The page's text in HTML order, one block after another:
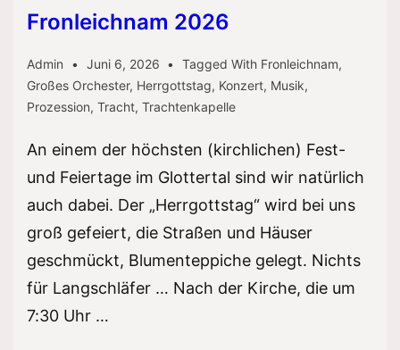
Fronleichnam 2026
Admin Juni 6, 2026 Tagged With Fronleichnam,
Großes Orchester, Herrgottstag, Konzert, Musik,
Prozession, Tracht, Trachtenkapelle
An einem der höchsten (kirchlichen) Fest-
und Feiertage im Glottertal sind wir natürlich
auch dabei. Der „Herrgottstag“ wird bei uns
groß gefeiert, die Straßen und Häuser
geschmückt, Blumenteppiche gelegt. Nichts
für Langschläfer … Nach der Kirche, die um
7:30 Uhr …